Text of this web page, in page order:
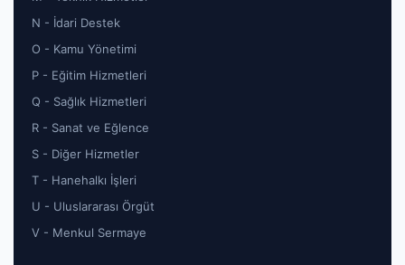
N - İdari Destek
O - Kamu Yönetimi
P - Eğitim Hizmetleri
Q - Sağlık Hizmetleri
R - Sanat ve Eğlence
S - Diğer Hizmetler
T - Hanehalkı İşleri
U - Uluslararası Örgüt
V - Menkul Sermaye